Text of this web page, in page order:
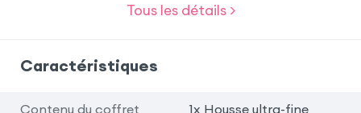
Tous les détails >
Caractéristiques
Contenu du coffret 1x Housse ultra-fine